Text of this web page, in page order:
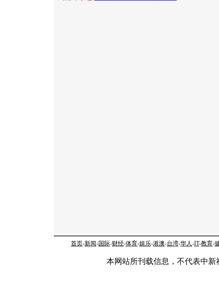
首页-新闻-国际-财经-体育-娱乐-港澳-台湾-华人-IT-教育-
本网站所刊载信息，不代表中